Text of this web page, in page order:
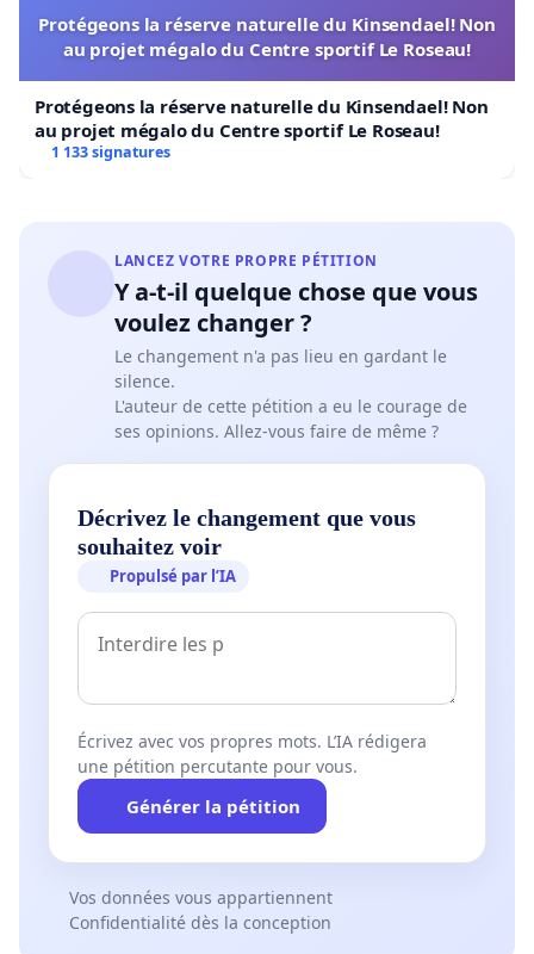
Protégeons la réserve naturelle du Kinsendael! Non
au projet mégalo du Centre sportif Le Roseau!
Protégeons la réserve naturelle du Kinsendael! Non
au projet mégalo du Centre sportif Le Roseau!
1 133 signatures
LANCEZ VOTRE PROPRE PÉTITION
Y a-t-il quelque chose que vous
voulez changer ?
Le changement n'a pas lieu en gardant le
silence.
L'auteur de cette pétition a eu le courage de
ses opinions. Allez-vous faire de même ?
Décrivez le changement que vous
souhaitez voir
Propulsé par l’IA
Écrivez avec vos propres mots. L’IA rédigera
une pétition percutante pour vous.
Générer la pétition
Vos données vous appartiennent
Confidentialité dès la conception